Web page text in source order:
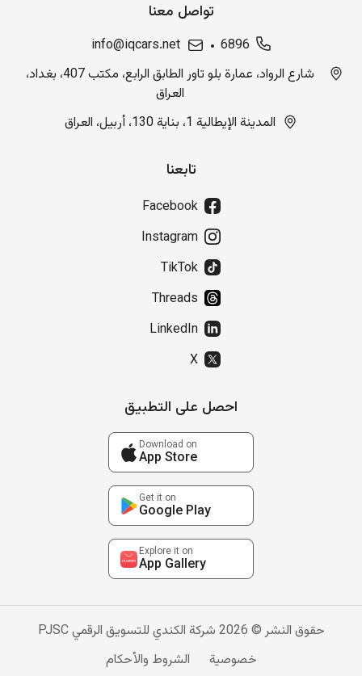
تواصل معنا
6896
info@iqcars.net
شارع الرواد، عمارة بلو تاور الطابق الرابع، مكتب 407، بغداد،
العراق
المدينة الإيطالية 1، بناية 130، أربيل، العراق
تابعنا
Facebook
Instagram
TikTok
Threads
LinkedIn
X
احصل على التطبيق
Download on
App Store
Get it on
Google Play
Explore it on
App Gallery
حقوق النشر © 2026 شركة الكندي للتسويق الرقمي PJSC
خصوصية
الشروط والأحكام